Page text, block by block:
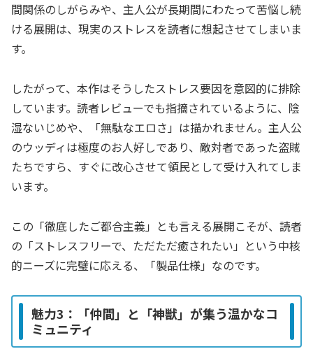
間関係のしがらみや、主人公が長期間にわたって苦悩し続
ける展開は、現実のストレスを読者に想起させてしまいま
す。
したがって、本作はそうしたストレス要因を意図的に排除
しています。読者レビューでも指摘されているように、陰
湿ないじめや、「無駄なエロさ」は描かれません。主人公
のウッディは極度のお人好しであり、敵対者であった盗賊
たちですら、すぐに改心させて領民として受け入れてしま
います。
この「徹底したご都合主義」とも言える展開こそが、読者
の「ストレスフリーで、ただただ癒されたい」という中核
的ニーズに完璧に応える、「製品仕様」なのです。
魅力3：「仲間」と「神獣」が集う温かなコ
ミュニティ